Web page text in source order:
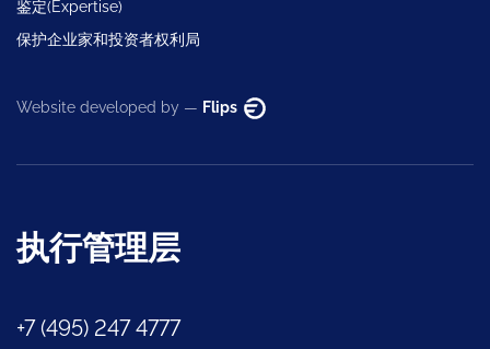
鉴定(Expertise)
保护企业家和投资者权利局
Website developed by — Flips
执行管理层
+7 (495) 247 4777